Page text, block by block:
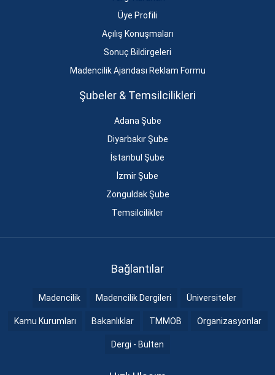
Üye Profili
Açılış Konuşmaları
Sonuç Bildirgeleri
Madencilik Ajandası Reklam Formu
Şubeler & Temsilcilikleri
Adana Şube
Diyarbakır Şube
İstanbul Şube
İzmir Şube
Zonguldak Şube
Temsilcilikler
Bağlantılar
Madencilik Madencilik Dergileri Üniversiteler
Kamu Kurumları Bakanlıklar TMMOB Organizasyonlar
Dergi - Bülten